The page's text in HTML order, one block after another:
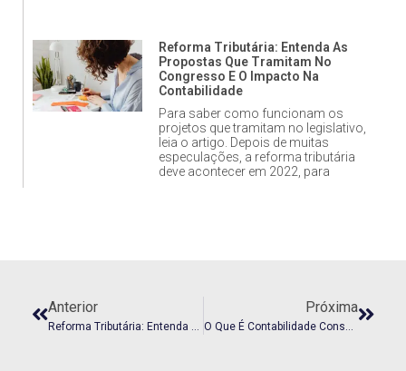
Reforma Tributária: Entenda As
Propostas Que Tramitam No
Congresso E O Impacto Na
Contabilidade
Para saber como funcionam os
projetos que tramitam no legislativo,
leia o artigo. Depois de muitas
especulações, a reforma tributária
deve acontecer em 2022, para
Anterior Próxima